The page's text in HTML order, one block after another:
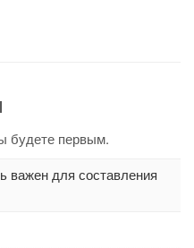
будете первым.
важен для составления